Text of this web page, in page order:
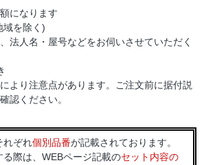
になります
を除く)
法人名・屋号などをお伺いさせていただく
より注意点があります。ご注文前に据付説
認ください。
れぞれ個別品番が記載されております。
際は、WEBページ記載のセット内容の